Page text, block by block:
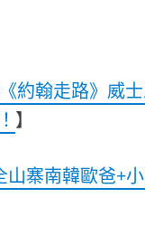
約翰走路》威士
】
寨南韓歐爸+